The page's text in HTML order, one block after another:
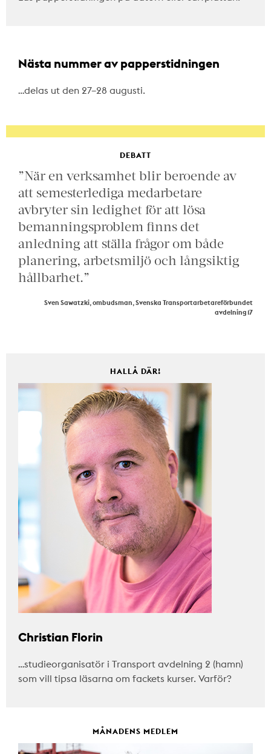
Nästa nummer av papperstidningen
…delas ut den 27–28 augusti.
DEBATT
”När en verksamhet blir beroende av
att semesterlediga medarbetare
avbryter sin ledighet för att lösa
bemanningsproblem finns det
anledning att ställa frågor om både
planering, arbetsmiljö och långsiktig
hållbarhet.”
Sven Sawatzki, ombudsman, Svenska Transportarbetareförbundet
avdelning 17
HALLÅ DÄR!
Christian Florin
…studieorganisatör i Transport avdelning 2 (hamn)
som vill tipsa läsarna om fackets kurser. Varför?
MÅNADENS MEDLEM